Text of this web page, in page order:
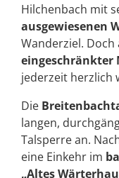
Hilchenbach mit
ausgewiesenen
Wanderziel. Doch
jederzeit herzlich
Die
langen,
Talsperre an.
eine Einkehr im
„Altes